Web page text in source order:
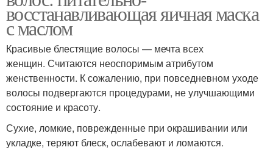
восстанавливающая яичная маска
с маслом
Красивые блестящие волосы — мечта всех
женщин. Считаются неоспоримым атрибутом
женственности. К сожалению, при повседневном уходе
волосы подвергаются процедурами, не улучшающими
состояние и красоту.
Сухие, ломкие, поврежденные при окрашивании или
укладке, теряют блеск, ослабевают и ломаются.